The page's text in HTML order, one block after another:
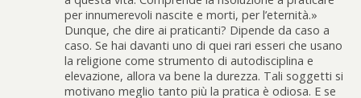
per innumerevoli nascite e morti, per l’eternità.»
Dunque, che dire ai praticanti? Dipende da caso a
caso. Se hai davanti uno di quei rari esseri che usano
la religione come strumento di autodisciplina e
elevazione, allora va bene la durezza. Tali soggetti si
motivano meglio tanto più la pratica è odiosa. E se